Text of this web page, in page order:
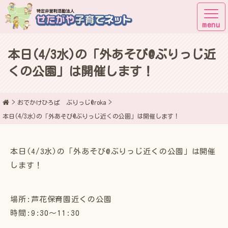
子育てしながら街に出よう！
本日(4/3水)の「外あそび@ぶりっじ近
くの公園」は開催します！
おでかけひろば ぶりっじ@roka
本日(4/3水)の「外あそび@ぶりっじ近くの公園」は開催します！
本日(4/3水)の「外あそび@ぶりっじ近くの公園」は開催
します！
場所:芦花保育園近くの公園
時間:9:30〜11:30